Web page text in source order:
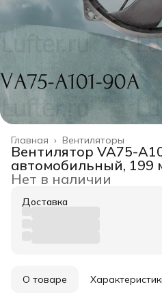
Вентиляторы
Главная ›
Вентилятор VA75-
автомобильный, 199
Нет в наличии
Доставка
О товаре